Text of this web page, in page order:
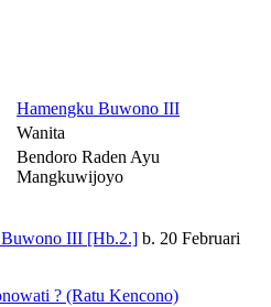
Hamengku Buwono III
Wanita
Bendoro Raden Ayu
Mangkuwijoyo
Buwono III [Hb.2.] b. 20 Februari
? (Ratu Kencono)